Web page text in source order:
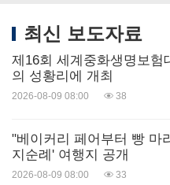
최신 보도자료
제16회 세계중화생명보험
의 성황리에 개최
2026-08-09 08:00 38
"베이커리 페어부터 빵
지순례' 여행지 공개
2026-08-09 08:00 33